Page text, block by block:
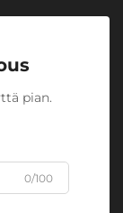
pian.
0/100